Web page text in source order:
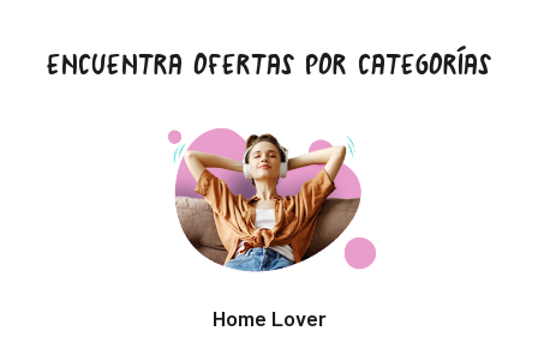
ENCUENTRA OFERTAS POR CATEGORÍAS
Home Lover